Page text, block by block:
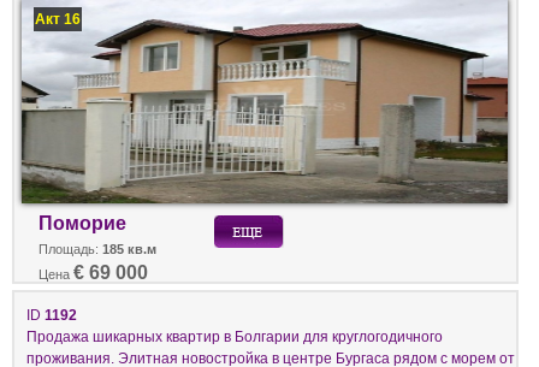
Акт 16
Поморие
Площадь: 185 кв.м
Цена € 69 000
ID 1192
Продажа шикарных квартир в Болгарии для круглогодичного
проживания. Элитная новостройка в центре Бургаса рядом с морем от